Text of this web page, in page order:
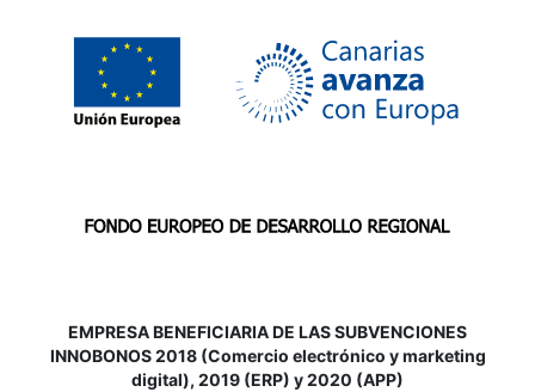
EMPRESA BENEFICIARIA DE LAS SUBVENCIONES
INNOBONOS 2018 (Comercio electrónico y marketing
digital), 2019 (ERP) y 2020 (APP)